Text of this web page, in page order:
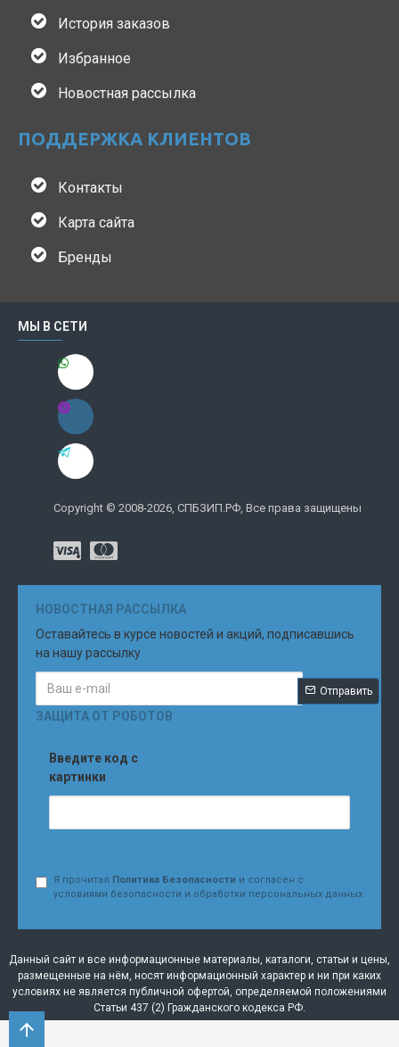
История заказов
Избранное
Новостная рассылка
ПОДДЕРЖКА КЛИЕНТОВ
Контакты
Карта сайта
Бренды
МЫ В СЕТИ
Copyright © 2008-2026, СПБЗИП.РФ, Все права защищены
НОВОСТНАЯ РАССЫЛКА
Оставайтесь в курсе новостей и акций, подписавшись
на нашу рассылку
Отправить
ЗАЩИТА ОТ РОБОТОВ
Введите код с
картинки
Я прочитал Политика Безопасности и согласен с
условиями безопасности и обработки персональных данных
Данный сайт и все информационные материалы, каталоги, статьи и цены,
размещенные на нём, носят информационный характер и ни при каких
условиях не является публичной офертой, определяемой положениями
Статьи 437 (2) Гражданского кодекса РФ.